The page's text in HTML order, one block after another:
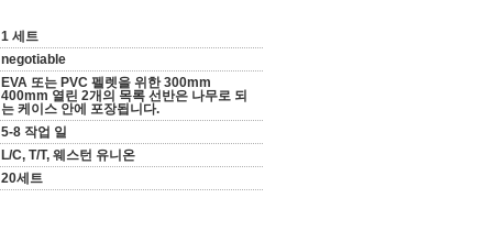
1 세트
negotiable
EVA 또는 PVC 펠렛을 위한 300mm
400mm 열린 2개의 목록 선반은 나무로 되
는 케이스 안에 포장됩니다.
5-8 작업 일
L/C, T/T, 웨스턴 유니온
20세트